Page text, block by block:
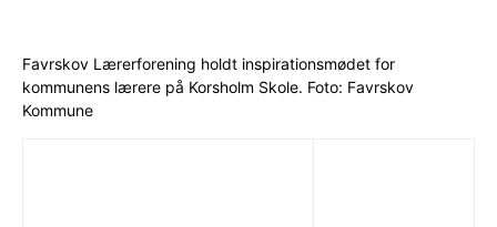
Favrskov Lærerforening holdt inspirationsmødet for
kommunens lærere på Korsholm Skole. Foto: Favrskov
Kommune